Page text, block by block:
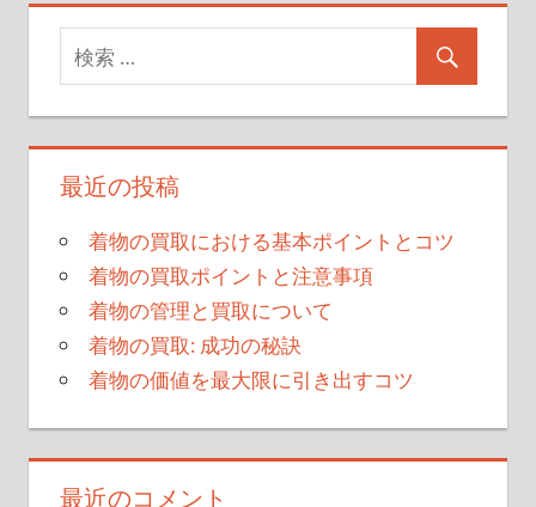
最近の投稿
着物の買取における基本ポイントとコツ
着物の買取ポイントと注意事項
着物の管理と買取について
着物の買取: 成功の秘訣
着物の価値を最大限に引き出すコツ
最近のコメント